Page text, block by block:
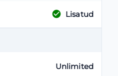
Lisatud
Unlimited